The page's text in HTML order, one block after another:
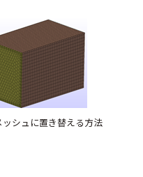
シュに置き替える方法